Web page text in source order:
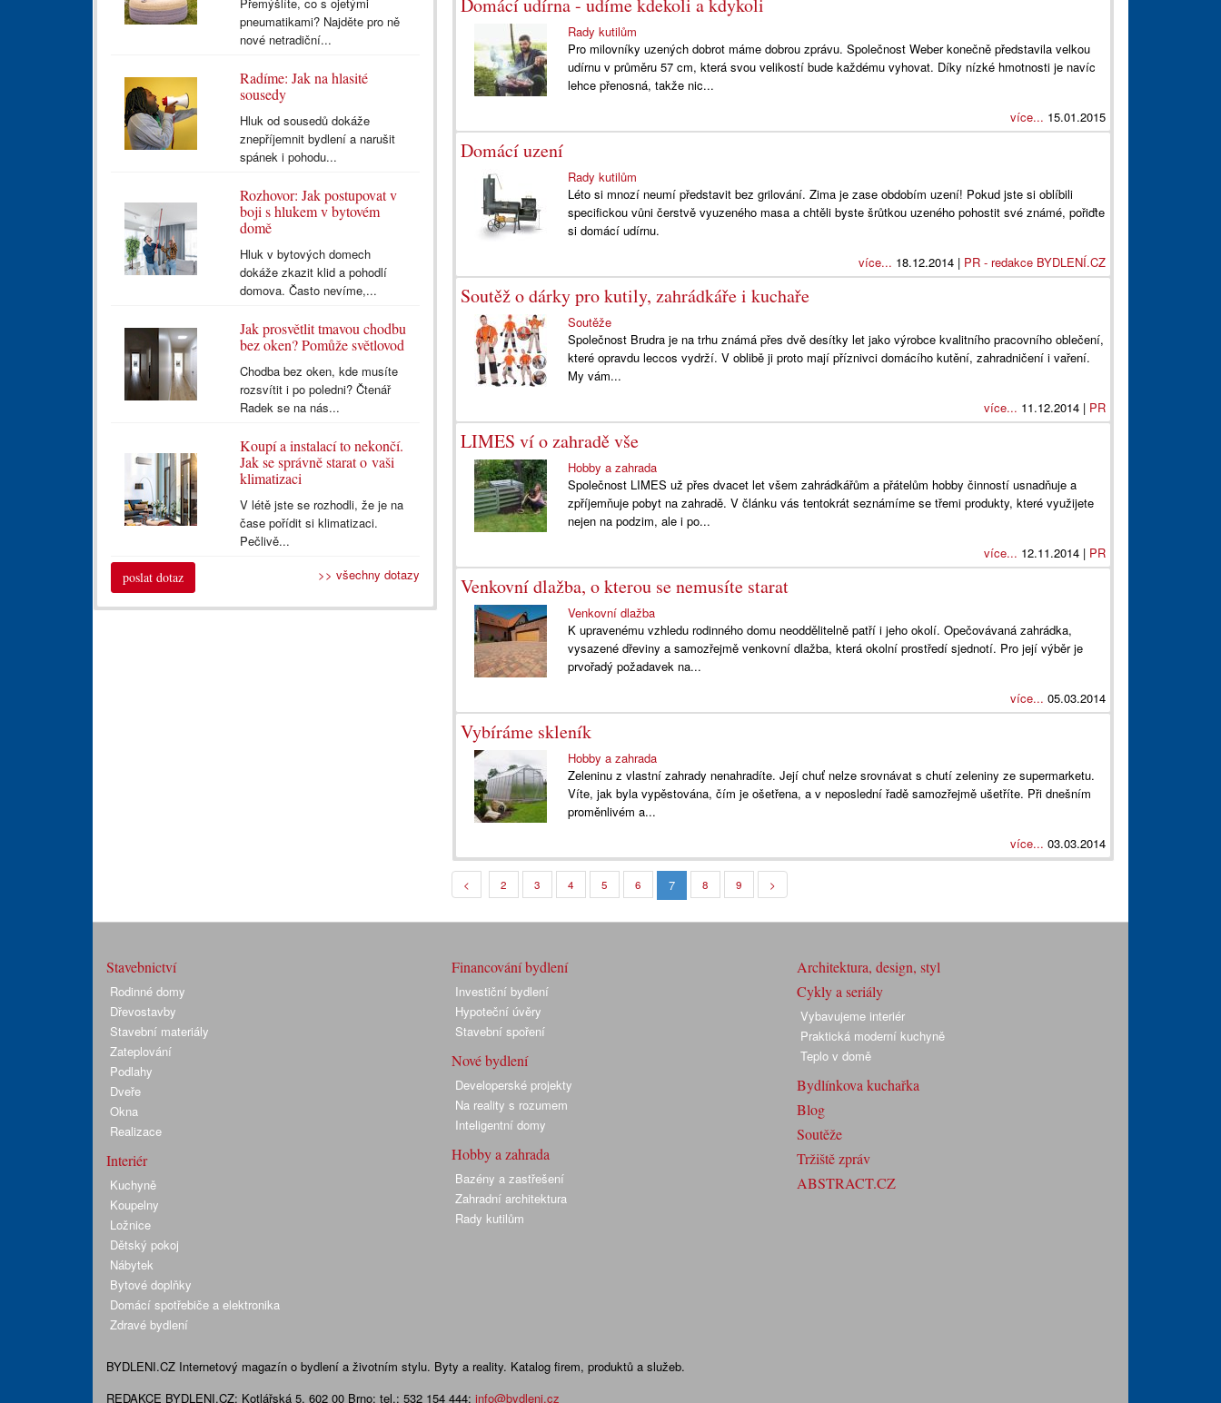
Domácí udírna - udíme kdekoli a kdykoli
Rady kutilům
Pro milovníky uzených dobrot máme dobrou zprávu. Společnost Weber konečně představila velkou
udírnu v průměru 57 cm, která svou velikostí bude každému vyhovat. Díky nízké hmotnosti je navíc
lehce přenosná, takže nic...
více... 15.01.2015
Domácí uzení
Rady kutilům
Léto si mnozí neumí představit bez grilování. Zima je zase obdobím uzení! Pokud jste si oblíbili
specifickou vůni čerstvě vyuzeného masa a chtěli byste šrůtkou uzeného pohostit své známé, pořiďte
si domácí udírnu.
více... 18.12.2014 | PR - redakce BYDLENÍ.CZ
Soutěž o dárky pro kutily, zahrádkáře i kuchaře
Soutěže
Společnost Brudra je na trhu známá přes dvě desítky let jako výrobce kvalitního pracovního oblečení,
které opravdu leccos vydrží. V oblibě ji proto mají příznivci domácího kutění, zahradničení i vaření.
My vám...
více... 11.12.2014 | PR
LIMES ví o zahradě vše
Hobby a zahrada
Společnost LIMES už přes dvacet let všem zahrádkářům a přátelům hobby činností usnadňuje a
zpříjemňuje pobyt na zahradě. V článku vás tentokrát seznámíme se třemi produkty, které využijete
nejen na podzim, ale i po...
více... 12.11.2014 | PR
Venkovní dlažba, o kterou se nemusíte starat
Venkovní dlažba
K upravenému vzhledu rodinného domu neoddělitelně patří i jeho okolí. Opečovávaná zahrádka,
vysazené dřeviny a samozřejmě venkovní dlažba, která okolní prostředí sjednotí. Pro její výběr je
prvořadý požadavek na...
více... 05.03.2014
Vybíráme skleník
Hobby a zahrada
Zeleninu z vlastní zahrady nenahradíte. Její chuť nelze srovnávat s chutí zeleniny ze supermarketu.
Víte, jak byla vypěstována, čím je ošetřena, a v neposlední řadě samozřejmě ušetříte. Při dnešním
proměnlivém a...
více... 03.03.2014
< 2 3 4 5 6 7 8 9 >
pneumatikami? Najděte pro ně
nové netradiční...
Radíme: Jak na hlasité
sousedy
Hluk od sousedů dokáže
znepříjemnit bydlení a narušit
spánek i pohodu...
Rozhovor: Jak postupovat v
boji s hlukem v bytovém
domě
Hluk v bytových domech
dokáže zkazit klid a pohodlí
domova. Často nevíme,...
Jak prosvětlit tmavou chodbu
bez oken? Pomůže světlovod
Chodba bez oken, kde musíte
rozsvítit i po poledni? Čtenář
Radek se na nás...
Koupí a instalací to nekončí.
Jak se správně starat o vaši
klimatizaci
V létě jste se rozhodli, že je na
čase pořídit si klimatizaci.
Pečlivě...
poslat dotaz >> všechny dotazy
Stavebnictví
Rodinné domy
Dřevostavby
Stavební materiály
Zateplování
Podlahy
Dveře
Okna
Realizace
Interiér
Kuchyně
Koupelny
Ložnice
Dětský pokoj
Nábytek
Bytové doplňky
Domácí spotřebiče a elektronika
Zdravé bydlení
Financování bydlení
Investiční bydlení
Hypoteční úvěry
Stavební spoření
Nové bydlení
Developerské projekty
Na reality s rozumem
Inteligentní domy
Hobby a zahrada
Bazény a zastřešení
Zahradní architektura
Rady kutilům
Architektura, design, styl
Cykly a seriály
Vybavujeme interiér
Praktická moderní kuchyně
Teplo v domě
Bydlínkova kuchařka
Blog
Soutěže
Tržiště zpráv
ABSTRACT.CZ
BYDLENI.CZ Internetový magazín o bydlení a životním stylu. Byty a reality. Katalog firem, produktů a služeb.
REDAKCE BYDLENI.CZ: Kotlářská 5, 602 00 Brno; tel.: 532 154 444; info@bydleni.cz